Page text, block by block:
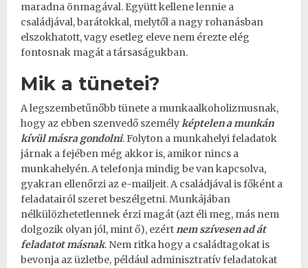
maradna önmagával. Együtt kellene lennie a
családjával, barátokkal, melytől a nagy rohanásban
elszokhatott, vagy esetleg eleve nem érezte elég
fontosnak magát a társaságukban.
Mik a tünetei?
A legszembetűnőbb tünete a munkaalkoholizmusnak,
hogy az ebben szenvedő személyképtelen a munkán
kívül másra gondolni. Folyton a munkahelyi feladatok
járnak a fejében még akkor is, amikor nincs a
munkahelyén. A telefonja mindig be van kapcsolva,
gyakran ellenőrzi az e-mailjeit. A családjával is főként a
feladatairól szeret beszélgetni. Munkájában
nélkülözhetetlennek érzi magát (azt éli meg, más nem
dolgozik olyan jól, mint ő), ezértnem szívesen ad át
feladatot másnak. Nem ritka hogy a családtagokat is
bevonja az üzletbe, például adminisztratív feladatokat